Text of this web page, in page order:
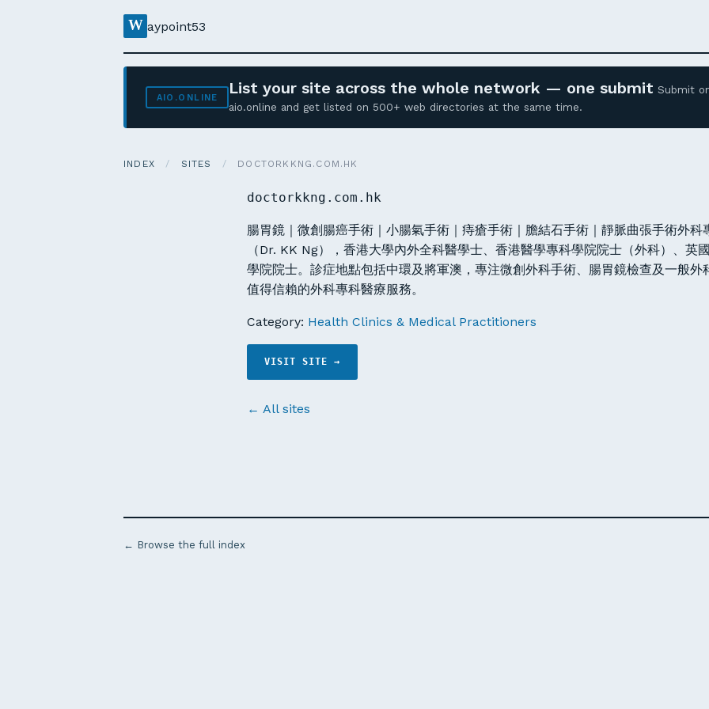
W aypoint53
AIO.ONLINE List your site across the whole network — one submit Submit
aio.online and get listed on 500+ web directories at the same time.
INDEX / SITES / DOCTORKKNG.COM.HK
doctorkkng.com.hk
腸胃鏡｜微創腸癌手術｜小腸氣手術｜痔瘡手術｜膽結石手術｜靜脈曲張手術外科
（Dr. KK Ng），香港大學內外全科醫學士、香港醫學專科學院院士（外科）、英
學院院士。診症地點包括中環及將軍澳，專注微創外科手術、腸胃鏡檢查及一般外
值得信賴的外科專科醫療服務。
Category: Health Clinics & Medical Practitioners
VISIT SITE →
← All sites
← Browse the full index